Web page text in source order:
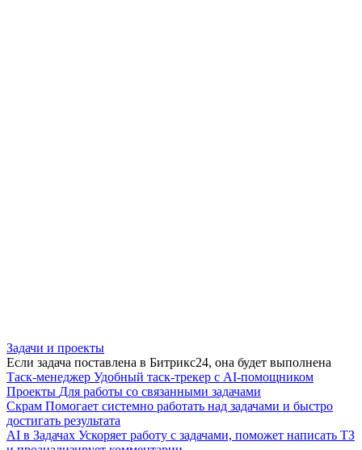
Задачи и проекты
Если задача поставлена в Битрикс24, она будет выполнена
Таск-менеджер Удобный таск-трекер с AI-помощником
Проекты Для работы со связанными задачами
Скрам Помогает системно работать над задачами и быстро
достигать результата
AI в Задачах Ускоряет работу с задачами, поможет написать ТЗ